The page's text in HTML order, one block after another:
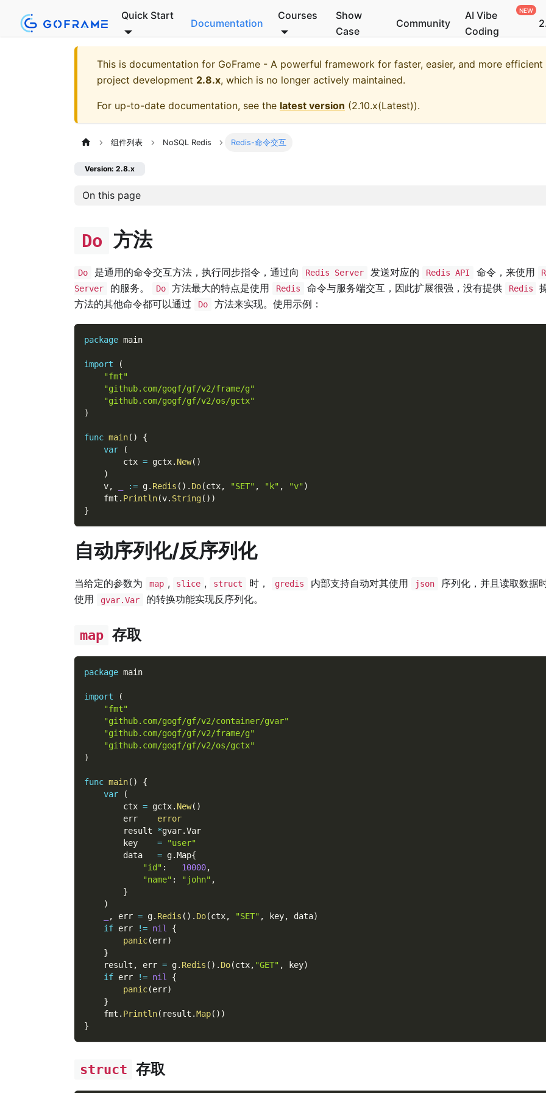
Quick Start
Documentation
Courses
Show
Case
Community
AI Vibe
Coding
This is documentation for GoFrame - A powerful framework for faster, easier, and more efficient
project development 2.8.x, which is no longer actively maintained.
For up-to-date documentation, see the latest version (2.10.x(Latest)).
组件列表 NoSQL Redis Redis-命令交互
Version: 2.8.x
On this page
Do 方法
Do 是通用的命令交互方法，执行同步指令，通过向 Redis Server 发送对应的 Redis API 命令，来使用
Server
的服务。 Do 方法最大的特点是使用 Redis 命令与服务端交互，因此扩展很强，没有提供 Redis
方法的其他命令都可以通过
Do 方法来实现。使用示例：
package main
import
(
"fmt"
"github.com/gogf/gf/v2/frame/g"
"github.com/gogf/gf/v2/os/gctx"
)
func main( )
{
var
(
        ctx
= gctx. New( )
)
    v
, := g. Redis ( ) . Do(ctx, "SET" , "k" , "v")
    fmt
. Println(v. String( ) )
}
自动序列化/反序列化
当给定的参数为 map , slice , struct 时， gredis 内部支持自动对其使用 json
序列化，并且读取数据
使用
gvar.Var 的转换功能实现反序列化。
map 存取
package main
import
(
"fmt"
"github.com/gogf/gf/v2/container/gvar"
"github.com/gogf/gf/v2/frame/g"
"github.com/gogf/gf/v2/os/gctx"
)
func main( )
{
var
(
        ctx
= gctx. New( )
        err
error
        result
*gvar.Var
        key
=
"user"
        data
= g.Map{
"id" : 10000,
"name" : "john" ,
}
)
, err = g. Redis ( ) . Do(ctx, "SET" , key, data)
if err != nil
{
panic(err)
}
    result
, err = g. Redis ( ) . Do(ctx, "GET" , key)
if err != nil
{
panic(err)
}
    fmt
. Println( result .Map( ) )
}
struct 存取